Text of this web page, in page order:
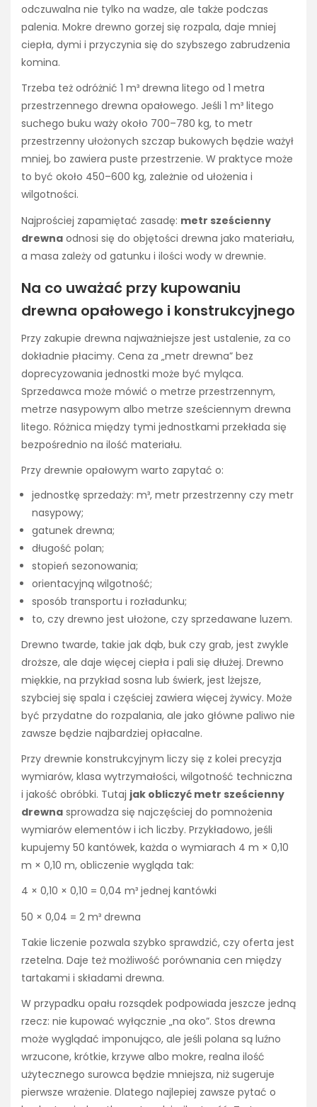
odczuwalna nie tylko na wadze, ale także podczas
palenia. Mokre drewno gorzej się rozpala, daje mniej
ciepła, dymi i przyczynia się do szybszego zabrudzenia
komina.
Trzeba też odróżnić 1 m³ drewna litego od 1 metra
przestrzennego drewna opałowego. Jeśli 1 m³ litego
suchego buku waży około 700–780 kg, to metr
przestrzenny ułożonych szczap bukowych będzie ważył
mniej, bo zawiera puste przestrzenie. W praktyce może
to być około 450–600 kg, zależnie od ułożenia i
wilgotności.
Najprościej zapamiętać zasadę: metr sześcienny
drewna odnosi się do objętości drewna jako materiału,
a masa zależy od gatunku i ilości wody w drewnie.
Na co uważać przy kupowaniu
drewna opałowego i konstrukcyjnego
Przy zakupie drewna najważniejsze jest ustalenie, za co
dokładnie płacimy. Cena za „metr drewna” bez
doprecyzowania jednostki może być myląca.
Sprzedawca może mówić o metrze przestrzennym,
metrze nasypowym albo metrze sześciennym drewna
litego. Różnica między tymi jednostkami przekłada się
bezpośrednio na ilość materiału.
Przy drewnie opałowym warto zapytać o:
jednostkę sprzedaży: m³, metr przestrzenny czy metr
nasypowy;
gatunek drewna;
długość polan;
stopień sezonowania;
orientacyjną wilgotność;
sposób transportu i rozładunku;
to, czy drewno jest ułożone, czy sprzedawane luzem.
Drewno twarde, takie jak dąb, buk czy grab, jest zwykle
droższe, ale daje więcej ciepła i pali się dłużej. Drewno
miękkie, na przykład sosna lub świerk, jest lżejsze,
szybciej się spala i częściej zawiera więcej żywicy. Może
być przydatne do rozpalania, ale jako główne paliwo nie
zawsze będzie najbardziej opłacalne.
Przy drewnie konstrukcyjnym liczy się z kolei precyzja
wymiarów, klasa wytrzymałości, wilgotność techniczna
i jakość obróbki. Tutaj jak obliczyć metr sześcienny
drewna sprowadza się najczęściej do pomnożenia
wymiarów elementów i ich liczby. Przykładowo, jeśli
kupujemy 50 kantówek, każda o wymiarach 4 m × 0,10
m × 0,10 m, obliczenie wygląda tak:
4 × 0,10 × 0,10 = 0,04 m³ jednej kantówki
50 × 0,04 = 2 m³ drewna
Takie liczenie pozwala szybko sprawdzić, czy oferta jest
rzetelna. Daje też możliwość porównania cen między
tartakami i składami drewna.
W przypadku opału rozsądek podpowiada jeszcze jedną
rzecz: nie kupować wyłącznie „na oko”. Stos drewna
może wyglądać imponująco, ale jeśli polana są luźno
wrzucone, krótkie, krzywe albo mokre, realna ilość
użytecznego surowca będzie mniejsza, niż sugeruje
pierwsze wrażenie. Dlatego najlepiej zawsze pytać o